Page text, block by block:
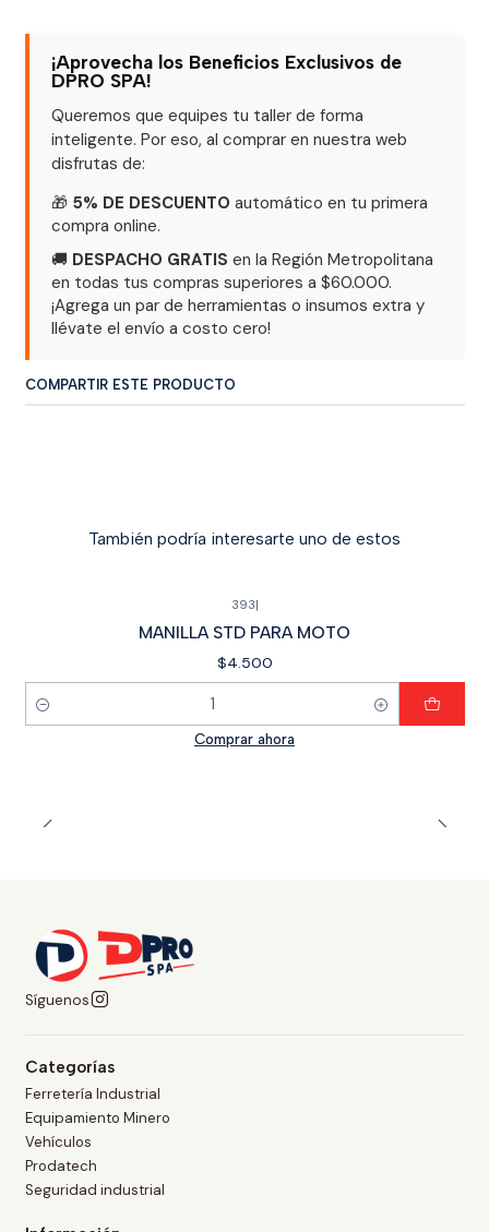
¡Aprovecha los Beneficios Exclusivos de
DPRO SPA!
Queremos que equipes tu taller de forma
inteligente. Por eso, al comprar en nuestra web
disfrutas de:
🎁 5% DE DESCUENTO automático en tu primera
compra online.
🚚 DESPACHO GRATIS en la Región Metropolitana
en todas tus compras superiores a $60.000.
¡Agrega un par de herramientas o insumos extra y
llévate el envío a costo cero!
COMPARTIR ESTE PRODUCTO
También podría interesarte uno de estos
393|
MANILLA STD PARA MOTO
$4.500
Cantidad
Comprar ahora
Síguenos
Categorías
Ferretería Industrial
Equipamiento Minero
Vehículos
Prodatech
Seguridad industrial